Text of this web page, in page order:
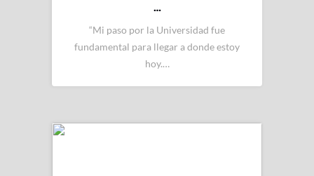
…
“Mi paso por la Universidad fue
fundamental para llegar a donde estoy
hoy.…